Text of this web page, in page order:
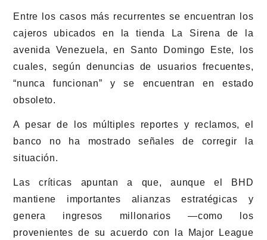
Entre los casos más recurrentes se encuentran los
cajeros ubicados en la tienda La Sirena de la
avenida Venezuela, en Santo Domingo Este, los
cuales, según denuncias de usuarios frecuentes,
“nunca funcionan” y se encuentran en estado
obsoleto.
A pesar de los múltiples reportes y reclamos, el
banco no ha mostrado señales de corregir la
situación.
Las críticas apuntan a que, aunque el BHD
mantiene importantes alianzas estratégicas y
genera ingresos millonarios —como los
provenientes de su acuerdo con la Major League